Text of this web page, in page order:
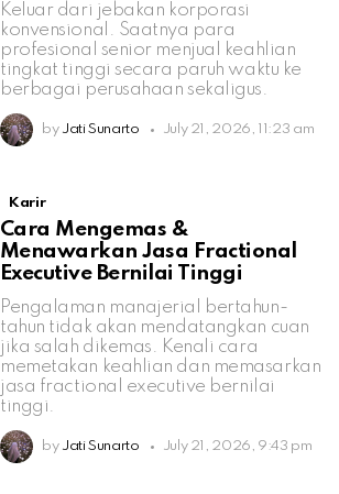
Keluar dari jebakan korporasi
konvensional. Saatnya para
profesional senior menjual keahlian
tingkat tinggi secara paruh waktu ke
berbagai perusahaan sekaligus.
by Jati Sunarto July 21, 2026, 11:23 am
Karir
Cara Mengemas &
Menawarkan Jasa Fractional
Executive Bernilai Tinggi
Pengalaman manajerial bertahun-
tahun tidak akan mendatangkan cuan
jika salah dikemas. Kenali cara
memetakan keahlian dan memasarkan
jasa fractional executive bernilai
tinggi.
by Jati Sunarto July 21, 2026, 9:43 pm